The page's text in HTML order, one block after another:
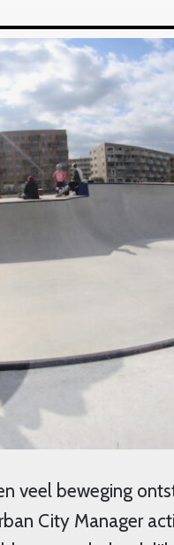
veel beweging
City Manager